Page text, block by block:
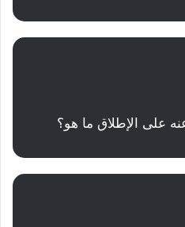
على الإطلاق ما هو؟